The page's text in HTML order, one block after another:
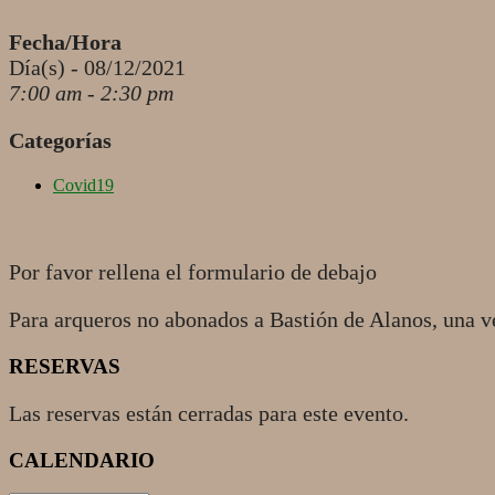
Fecha/Hora
Día(s) - 08/12/2021
7:00 am - 2:30 pm
Categorías
Covid19
Por favor rellena el formulario de debajo
Para arqueros no abonados a Bastión de Alanos,
RESERVAS
Las reservas están cerradas para este evento.
2021-
CALENDARIO